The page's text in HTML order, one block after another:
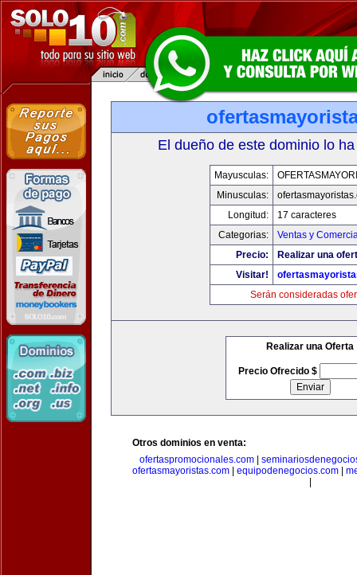
El dueño de este dominio lo
Mayusculas:
Minusculas:
Longitud:
17 caracteres
Categorias:
Ventas y
Precio:
Realizar una
Visitar!
Serán consideradas
Realizar una Oferta
Precio Ofrecido $
Otros dominios en venta:
ofertaspromocionales.com
ofertasmayoristas.com
equipodenegocios.com